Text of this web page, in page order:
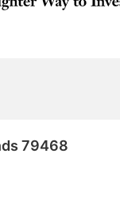
79468